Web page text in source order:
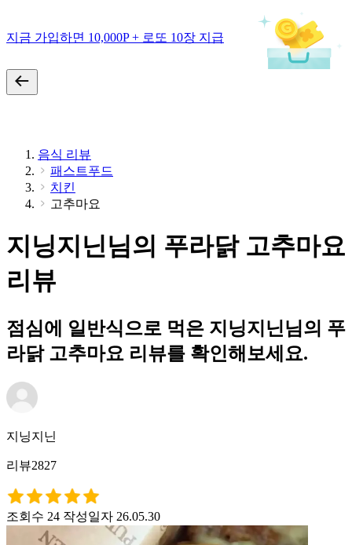
지금 가입하면 10,000P + 로또 10장 지급
음식 리뷰
패스트푸드
치킨
고추마요
지닝지닌님의 푸라닭 고추마요
리뷰
점심에 일반식으로 먹은 지닝지닌님의 푸
라닭 고추마요 리뷰를 확인해보세요.
지닝지닌
리뷰2827
조회수 24 작성일자 26.05.30